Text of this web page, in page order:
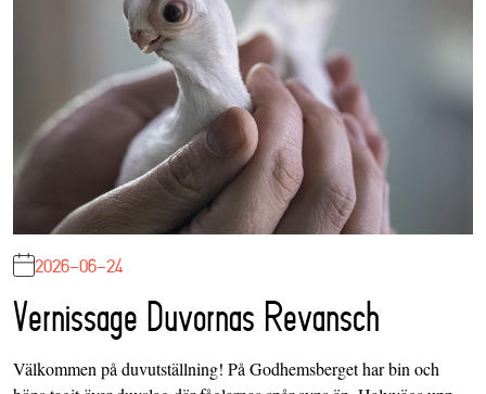
2026-06-24
Vernissage Duvornas Revansch
Välkommen på duvutställning! På Godhemsberget har bin och